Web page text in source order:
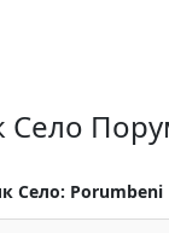
Село
Село: Porumbeni